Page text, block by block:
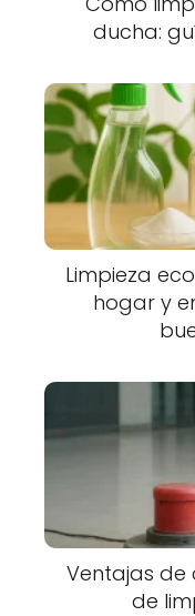
ducha:
Limpieza
hogar y
Ventajas
de